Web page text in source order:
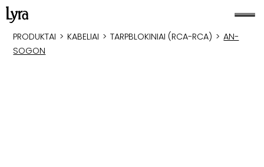
PRODUKTAI > KABELIAI > TARPBLOKINIAI (RCA-RCA) > AN-
SOGON